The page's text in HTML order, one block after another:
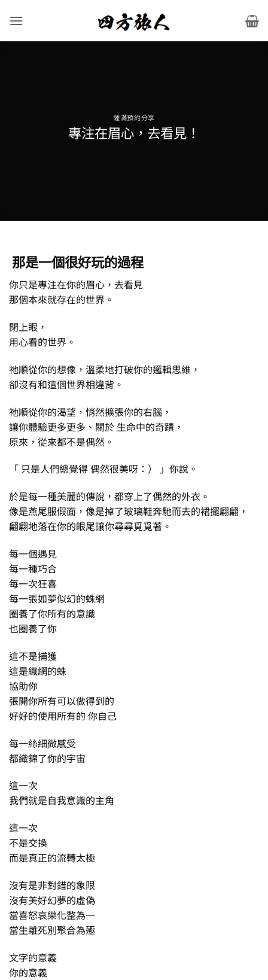
薩滿預約分享
專注在眉心，去看見！
那是一個很好玩的過程
你只是專注在你的眉心，去看見
那個本來就存在的世界。
閉上眼，
用心看的世界。
祂順從你的想像，溫柔地打破你的邏輯思維，
卻沒有和這個世界相違背。
祂順從你的渴望，悄然擴張你的右腦，
讓你體驗更多更多、關於 生命中的奇蹟，
原來，從來都不是偶然。
「 只是人們總覺得 偶然很美呀：） 」你說。
於是每一種美麗的傳說，都穿上了偶然的外衣。
像是燕尾服假面，像是掉了玻璃鞋奔馳而去的裙擺翩翩，
翩翩地落在你的眼尾讓你尋尋覓覓著。
每一個遇見
每一種巧合
每一次狂喜
每一張如夢似幻的蛛網
圈養了你所有的意識
也圈養了你
這不是捕獲
這是織網的蛛
協助你
張開你所有可以做得到的
好好的使用所有的 你自己
每一絲細微感受
都織錦了你的宇宙
這一次
我們就是自我意識的主角
這一次
不是交換
而是真正的流轉太極
沒有是非對錯的象限
沒有美好幻夢的虛偽
當喜怒哀樂化整為一
當生離死別聚合為殛
文字的意義
你的意義